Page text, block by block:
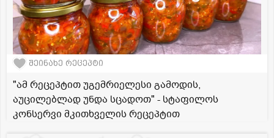
შეინახე რეცეპტი
"ამ რეცეპტით უგემრიელესი გამოდის,
აუცილებლად უნდა სცადოთ" - სტაფილოს
კონსერვი მკითხველის რეცეპტით